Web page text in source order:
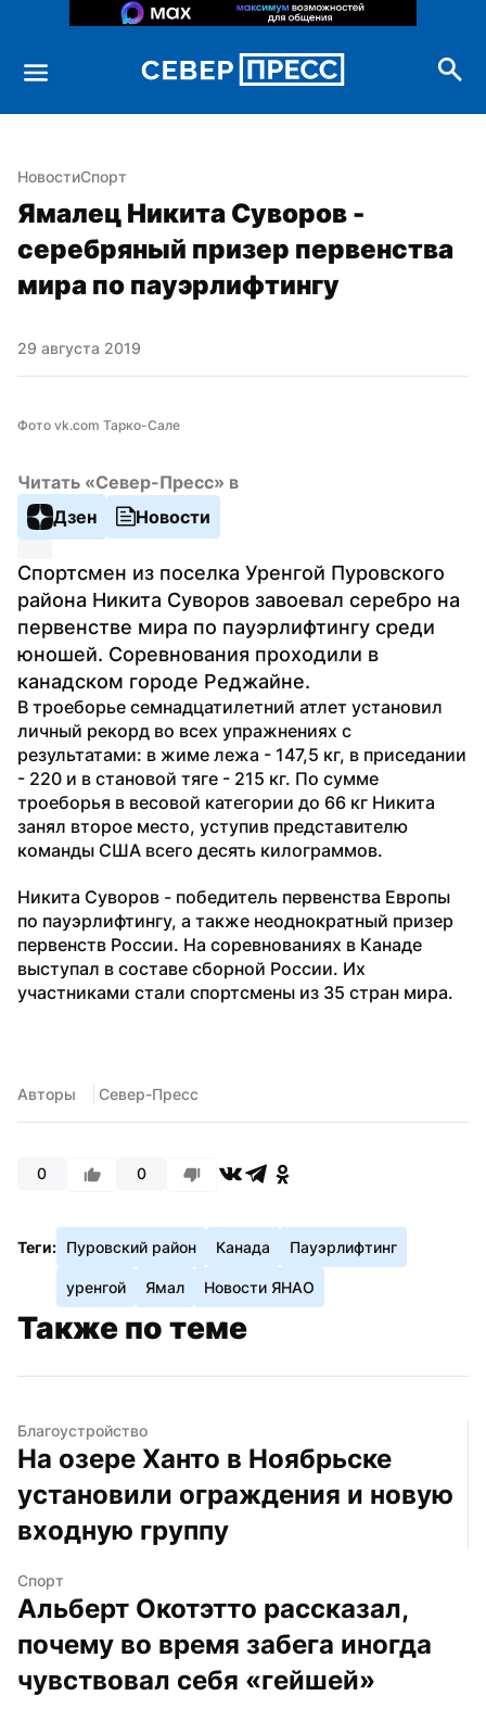
НовостиСпорт
Ямалец Никита Суворов -
серебряный призер первенства
мира по пауэрлифтингу
29 августа 2019
Фото vk.com Тарко-Сале
Читать «Север-Пресс» в
Дзен
Новости
Спортсмен из поселка Уренгой Пуровского
района Никита Суворов завоевал серебро на
первенстве мира по пауэрлифтингу среди
юношей. Соревнования проходили в
канадском городе Реджайне.
В троеборье семнадцатилетний атлет установил
личный рекорд во всех упражнениях с
результатами: в жиме лежа - 147,5 кг, в приседании
- 220 и в становой тяге - 215 кг. По сумме
троеборья в весовой категории до 66 кг Никита
занял второе место, уступив представителю
команды США всего десять килограммов.
Никита Суворов - победитель первенства Европы
по пауэрлифтингу, а также неоднократный призер
первенств России. На соревнованиях в Канаде
выступал в составе сборной России. Их
участниками стали спортсмены из 35 стран мира.
Авторы Север-Пресс
0 0
Теги: Пуровский район Канада Пауэрлифтинг
уренгой Ямал Новости ЯНАО
Также по теме
Благоустройство
На озере Ханто в Ноябрьске
установили ограждения и новую
входную группу
Спорт
Альберт Окотэтто рассказал,
почему во время забега иногда
чувствовал себя «гейшей»